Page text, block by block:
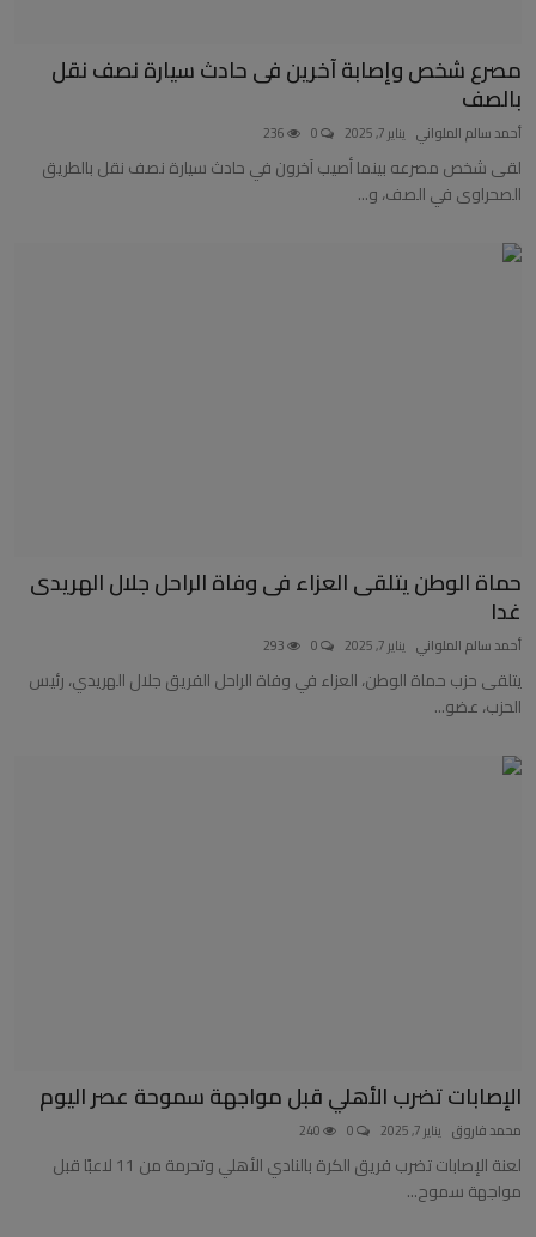
مصرع شخص وإصابة آخرين فى حادث سيارة نصف نقل
بالصف
أحمد سالم الملواني يناير 7, 2025
لقى شخص مصرعه بينما أصيب آخرون في حادث سيارة نصف نقل بالطريق
الصحراوى في الصف، و...
حماة الوطن يتلقى العزاء فى وفاة الراحل جلال الهريدى
غدا
أحمد سالم الملواني يناير 7, 2025
يتلقى حزب حماة الوطن، العزاء في وفاة الراحل الفريق جلال الهريدي، رئيس
الحزب، عضو...
الإصابات تضرب الأهلي قبل مواجهة سموحة عصر اليوم
محمد فاروق يناير 7, 2025
لعنة الإصابات تضرب فريق الكرة بالنادي الأهلي وتحرمة من 11 لاعبًا قبل
مواجهة سموح...